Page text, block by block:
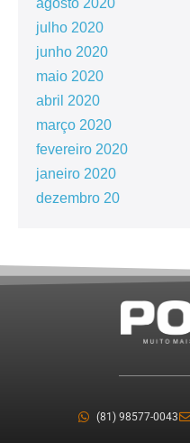
julho 2020
junho 2020
maio 2020
abril 2020
março 2020
fevereiro 2020
janeiro 2020
dezembro 20
(81) 98577-0043